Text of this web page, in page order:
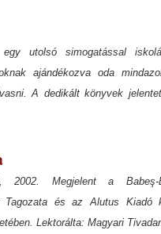
utolsó simogatással
ajándékozva oda
A dedikált könyvek
2002. Megjelent a Babeş-
Tagozata és az Alutus Kiadó
Lektorálta: Magyari